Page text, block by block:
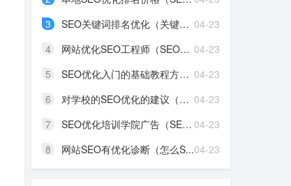
04-23
3
SEO关键词排名优化（关键词...
04-23
4
网站优化SEO工程师（SEO优...
04-23
5
SEO优化入门的基础教程方法...
04-23
6
对学校的SEO优化的建议（学...
04-23
7
SEO优化培训学院广告（SEO...
04-23
8 网站SEO有优化诊断（怎么S...